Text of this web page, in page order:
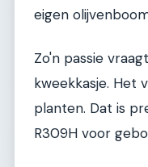
eigen
Zo'n passie
kweekkasje. Het
planten. Dat is
R309H voor